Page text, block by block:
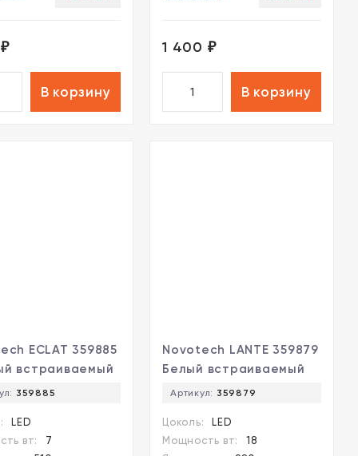
₽
В корзину
пульсации<1%)
1 400 ₽
В корзину
ECLAT 359885
встраиваемый
диаметром
температуры
359885
LED
вт:
7
Novotech LANTE 359879
Белый встраиваемый
светильник диаметром
матовый
рассеиватель, с CCT
Артикул: 359879
Цоколь:
LED
Мощность вт:
18